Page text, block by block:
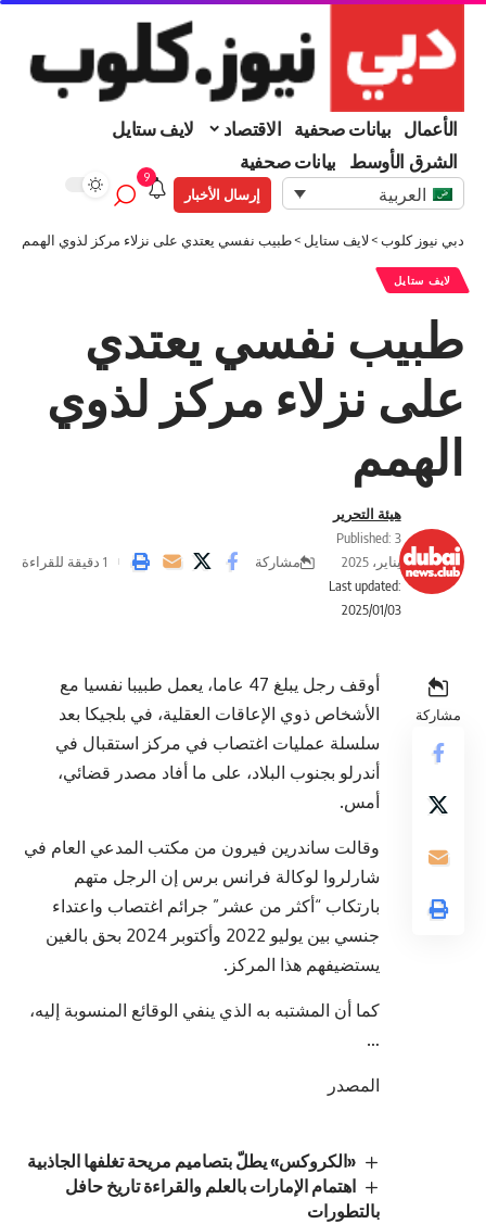
الأعمال بيانات صحفية الاقتصاد
لايف ستايل
الشرق الأوسط
بيانات صحفية
العربية إرسال الأخبار
9
دبي نيوز كلوب> لايف ستايل >طبيب نفسي يعتدي على نزلاء مركز لذوي الهمم
لايف ستايل
طبيب نفسي يعتدي
على نزلاء مركز لذوي
الهمم
Last updated:
2025/01/03
هيئة التحرير
Published: 3
يناير، 2025
مشاركة 1 دقيقة للقراءة
مشاركة
أوقف رجل يبلغ 47 عاما، يعمل طبيبا نفسيا مع
الأشخاص ذوي الإعاقات العقلية، في بلجيكا بعد
سلسلة عمليات اغتصاب في مركز استقبال في
أندرلو بجنوب البلاد، على ما أفاد مصدر قضائي،
أمس.
وقالت ساندرين فيرون من مكتب المدعي العام في
شارلروا لوكالة فرانس برس إن الرجل متهم
بارتكاب “أكثر من عشر” جرائم اغتصاب واعتداء
جنسي بين يوليو 2022 وأكتوبر 2024 بحق بالغين
يستضيفهم هذا المركز.
كما أن المشتبه به الذي ينفي الوقائع المنسوبة إليه،
…
المصدر
«الكروكس» يطلّ بتصاميم مريحة تغلفها الجاذبية
اهتمام الإمارات بالعلم والقراءة تاريخ حافل
بالتطورات